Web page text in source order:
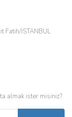
Fatih/İSTANBUL
almak ister misiniz?